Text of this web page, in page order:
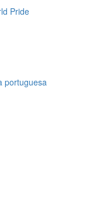
Pride
portuguesa